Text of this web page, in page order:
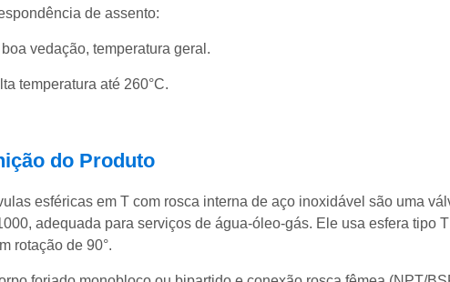
de assento:
vedação, temperatura geral.
temperatura até 260°C.
do Produto
esféricas em T com rosca interna de aço inoxidável são uma
adequada para serviços de água-óleo-gás. Ele usa esfera tipo
rotação de 90°.